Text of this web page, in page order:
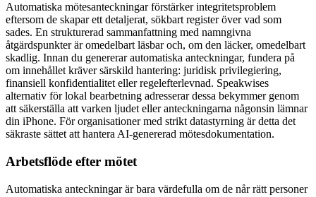
Automatiska mötesanteckningar förstärker integritetsproblem
eftersom de skapar ett detaljerat, sökbart register över vad som
sades. En strukturerad sammanfattning med namngivna
åtgärdspunkter är omedelbart läsbar och, om den läcker, omedelbart
skadlig. Innan du genererar automatiska anteckningar, fundera på
om innehållet kräver särskild hantering: juridisk privilegiering,
finansiell konfidentialitet eller regelefterlevnad. Speakwises
alternativ för lokal bearbetning adresserar dessa bekymmer genom
att säkerställa att varken ljudet eller anteckningarna någonsin lämnar
din iPhone. För organisationer med strikt datastyrning är detta det
säkraste sättet att hantera AI-genererad mötesdokumentation.
Arbetsflöde efter mötet
Automatiska anteckningar är bara värdefulla om de når rätt personer